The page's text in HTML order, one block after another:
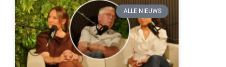
ALLE NIEUWS